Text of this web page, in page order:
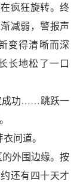
疯狂旋转。终
减弱，警报声
变得清晰而深
长地松了一口
成功……跳跃一
问道。
外围边缘。按
还有四十天才